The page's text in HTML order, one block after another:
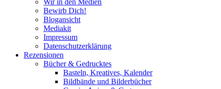
Wir in den Medien
Bewirb Dich!
Blogansicht
Mediakit
Impressum
Datenschutzerklärung
Rezensionen
Bücher & Gedrucktes
Basteln, Kreatives, Kalender
Bildbände und Bilderbücher